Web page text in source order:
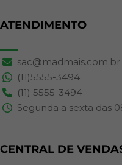
ATENDIMENTO
sac@madmais.com.br
(11)5555-3494
(11) 5555-3494
Segunda a sexta das
CENTRAL DE